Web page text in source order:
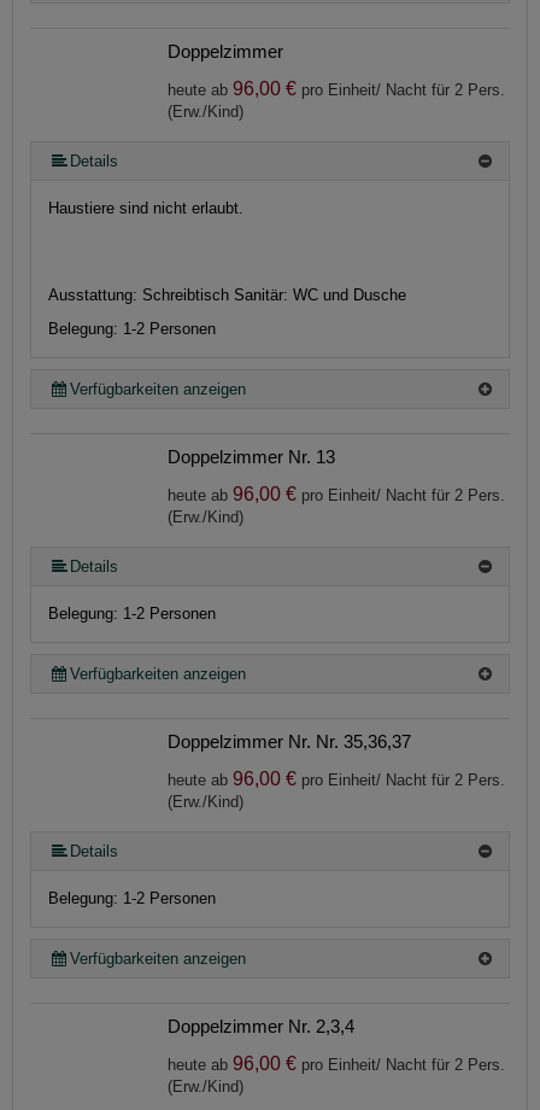
Doppelzimmer
heute ab 96,00 € pro Einheit/ Nacht für 2 Pers.
(Erw./Kind)
Details
Haustiere sind nicht erlaubt.
Ausstattung: Schreibtisch Sanitär: WC und Dusche
Belegung: 1-2 Personen
Verfügbarkeiten anzeigen
Doppelzimmer Nr. 13
heute ab 96,00 € pro Einheit/ Nacht für 2 Pers.
(Erw./Kind)
Details
Belegung: 1-2 Personen
Verfügbarkeiten anzeigen
Doppelzimmer Nr. Nr. 35,36,37
heute ab 96,00 € pro Einheit/ Nacht für 2 Pers.
(Erw./Kind)
Details
Belegung: 1-2 Personen
Verfügbarkeiten anzeigen
Doppelzimmer Nr. 2,3,4
heute ab 96,00 € pro Einheit/ Nacht für 2 Pers.
(Erw./Kind)